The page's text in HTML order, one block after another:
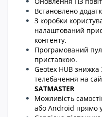
Встановлено
З коробки
налаштований
контенту.
Програмований
приставкою.
Geotex HUB знижка
телебачення на
SATMASTER
Можливість
або Android прямо